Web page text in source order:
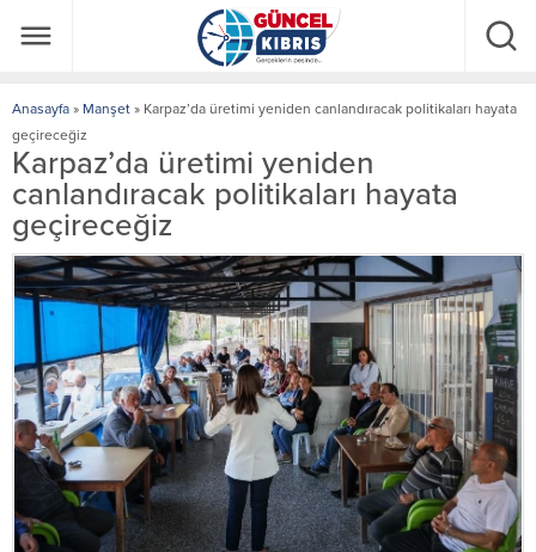
Anasayfa » Manşet » Karpaz’da üretimi yeniden canlandıracak politikaları hayata
geçireceğiz
Karpaz’da üretimi yeniden
canlandıracak politikaları hayata
geçireceğiz